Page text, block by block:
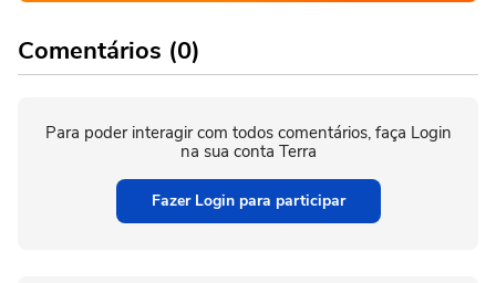
Comentários (0)
Para poder interagir com todos comentários, faça Login
na sua conta Terra
Fazer Login para participar